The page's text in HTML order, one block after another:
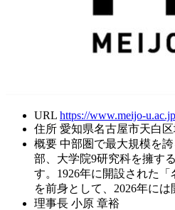
URL https://www.meijo-
住所 愛知県名古屋市天白区
概要 中部圏で最大規模を
部、大学院9研究科を擁す
す。1926年に開設された「
を前身として、2026年には
理事長 小原 章裕